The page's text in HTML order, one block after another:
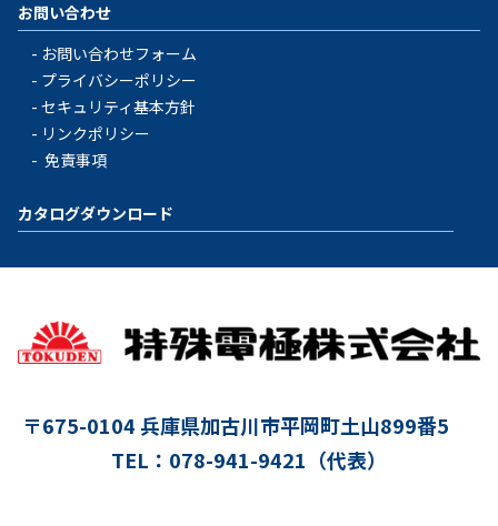
お問い合わせ
お問い合わせフォーム
プライバシーポリシー
セキュリティ基本方針
リンクポリシー
免責事項
カタログダウンロード
〒675-0104 兵庫県加古川市平岡町土山899番5
TEL：078-941-9421（代表）